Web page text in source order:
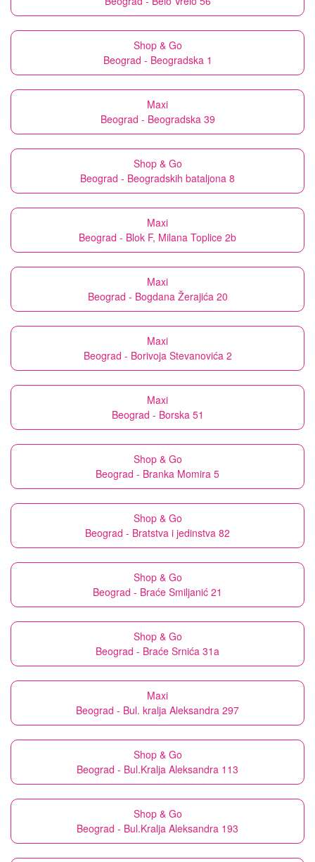
Shop & Go
Beograd - Beogradska 1
Maxi
Beograd - Beogradska 39
Shop & Go
Beograd - Beogradskih bataljona 8
Maxi
Beograd - Blok F, Milana Toplice 2b
Maxi
Beograd - Bogdana Žerajića 20
Maxi
Beograd - Borivoja Stevanovića 2
Maxi
Beograd - Borska 51
Shop & Go
Beograd - Branka Momira 5
Shop & Go
Beograd - Bratstva i jedinstva 82
Shop & Go
Beograd - Braće Smiljanić 21
Shop & Go
Beograd - Braće Srnića 31a
Maxi
Beograd - Bul. kralja Aleksandra 297
Shop & Go
Beograd - Bul.Kralja Aleksandra 113
Shop & Go
Beograd - Bul.Kralja Aleksandra 193